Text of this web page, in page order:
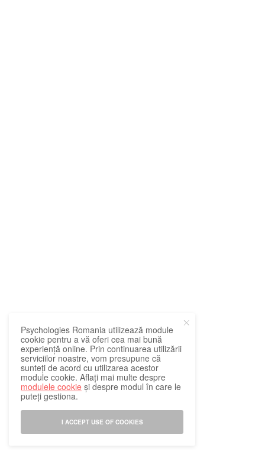
Psychologies Romania utilizează module
cookie pentru a vă oferi cea mai bună
experiență online. Prin continuarea utilizării
serviciilor noastre, vom presupune că
sunteți de acord cu utilizarea acestor
module cookie. Aflați mai multe despre
modulele cookie și despre modul în care le
puteți gestiona.
I ACCEPT USE OF COOKIES